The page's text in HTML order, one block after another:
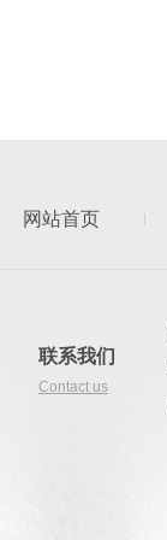
网站首页
联系我们
Contact us